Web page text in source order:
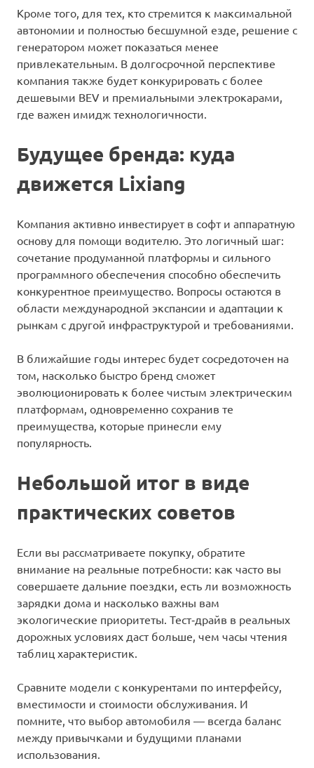
Кроме того, для тех, кто стремится к максимальной
автономии и полностью бесшумной езде, решение с
генератором может показаться менее
привлекательным. В долгосрочной перспективе
компания также будет конкурировать с более
дешевыми BEV и премиальными электрокарами,
где важен имидж технологичности.
Будущее бренда: куда
движется Lixiang
Компания активно инвестирует в софт и аппаратную
основу для помощи водителю. Это логичный шаг:
сочетание продуманной платформы и сильного
программного обеспечения способно обеспечить
конкурентное преимущество. Вопросы остаются в
области международной экспансии и адаптации к
рынкам с другой инфраструктурой и требованиями.
В ближайшие годы интерес будет сосредоточен на
том, насколько быстро бренд сможет
эволюционировать к более чистым электрическим
платформам, одновременно сохранив те
преимущества, которые принесли ему
популярность.
Небольшой итог в виде
практических советов
Если вы рассматриваете покупку, обратите
внимание на реальные потребности: как часто вы
совершаете дальние поездки, есть ли возможность
зарядки дома и насколько важны вам
экологические приоритеты. Тест‑драйв в реальных
дорожных условиях даст больше, чем часы чтения
таблиц характеристик.
Сравните модели с конкурентами по интерфейсу,
вместимости и стоимости обслуживания. И
помните, что выбор автомобиля — всегда баланс
между привычками и будущими планами
использования.